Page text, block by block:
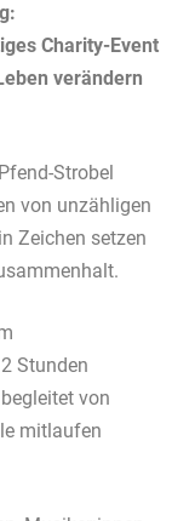
Charity-Event
verändern
Strobel
von unzähligen
Zeichen setzen
Stunden
von
mitlaufen